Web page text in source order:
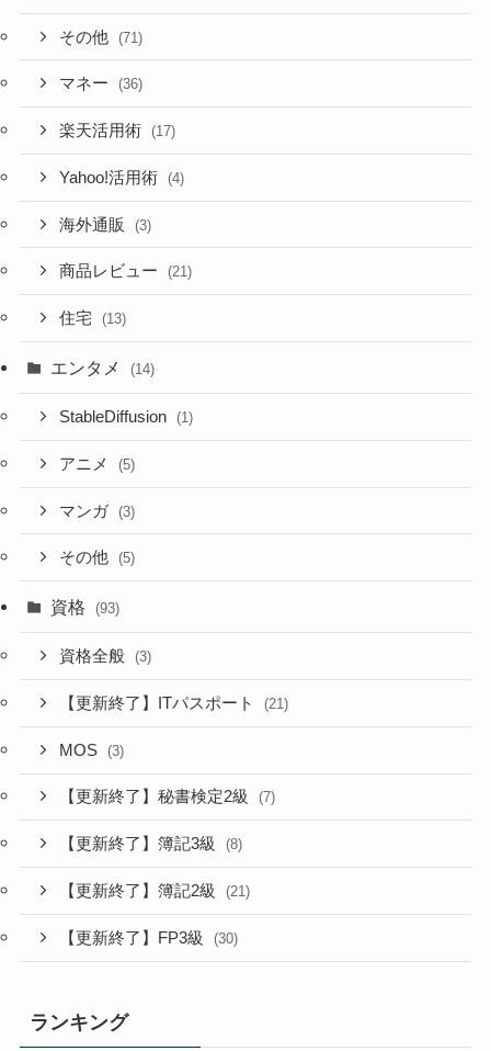
その他 (71)
マネー (36)
楽天活用術 (17)
Yahoo!活用術 (4)
海外通販 (3)
商品レビュー (21)
住宅 (13)
エンタメ (14)
StableDiffusion (1)
アニメ (5)
マンガ (3)
その他 (5)
資格 (93)
資格全般 (3)
【更新終了】ITパスポート (21)
MOS (3)
【更新終了】秘書検定2級 (7)
【更新終了】簿記3級 (8)
【更新終了】簿記2級 (21)
【更新終了】FP3級 (30)
ランキング